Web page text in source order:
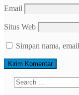
Email
Situs Web
Simpan nama,